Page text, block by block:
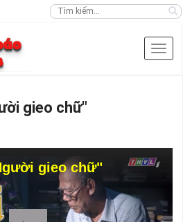
gieo chữ"
gieo chữ"